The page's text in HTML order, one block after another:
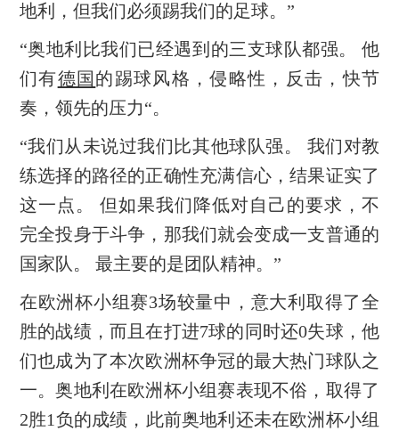
地利，但我们必须踢我们的足球。”
“奥地利比我们已经遇到的三支球队都强。 他
们有德国 的踢球风格，侵略性，反击，快节
奏，领先的压力“。
“我们从未说过我们比其他球队强。 我们对教
练选择的路径的正确性充满信心，结果证实了
这一点。 但如果我们降低对自己的要求，不
完全投身于斗争，那我们就会变成一支普通的
国家队。 最主要的是团队精神。”
在欧洲杯小组赛3场较量中，意大利取得了全
胜的战绩，而且在打进7球的同时还0失球，他
们也成为了本次欧洲杯争冠的最大热门球队之
一。奥地利在欧洲杯小组赛表现不俗，取得了
2胜1负的成绩，此前奥地利还未在欧洲杯小组